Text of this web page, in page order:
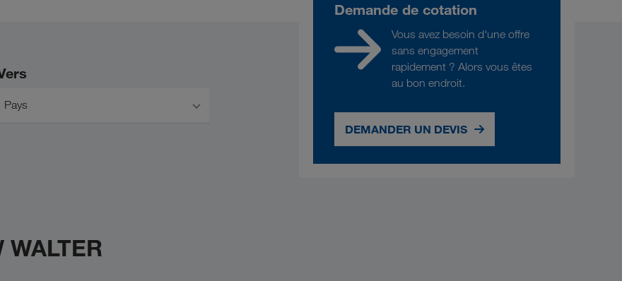
Pays
Demande de cotation
Vous avez besoin d'une offre
sans engagement
rapidement ? Alors vous êtes
au bon endroit.
DEMANDER UN DEVIS